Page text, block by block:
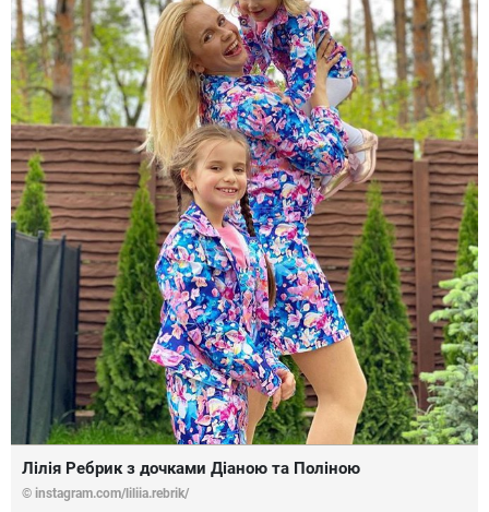
Лілія Ребрик з дочками Діаною та Поліною
© instagram.com/liliia.rebrik/